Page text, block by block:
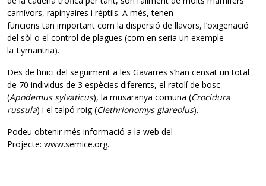
carnívors, rapinyaires i rèptils. A més, tenen
funcions tan important com la dispersió de llavors, l’oxigenació
del sòl o el control de plagues (com en seria un exemple
la Lymantria).
Des de l’inici del seguiment a les Gavarres s’han censat un total
de 70 individus de 3 espècies diferents, el ratolí de bosc
(Apodemus sylvaticus), la musaranya comuna (Crocidura
russula) i el talpó roig (Clethrionomys glareolus).
Podeu obtenir més informació a la web del
Projecte: www.semice.org.